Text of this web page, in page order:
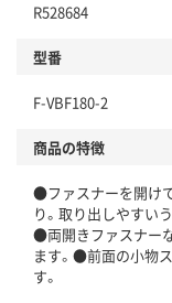
R528684
型番
F-VBF180-2
商品の特徴
●ファスナーを開け
り。取り出しやすい
●両開きファスナー
ます。●前面の小物
す。